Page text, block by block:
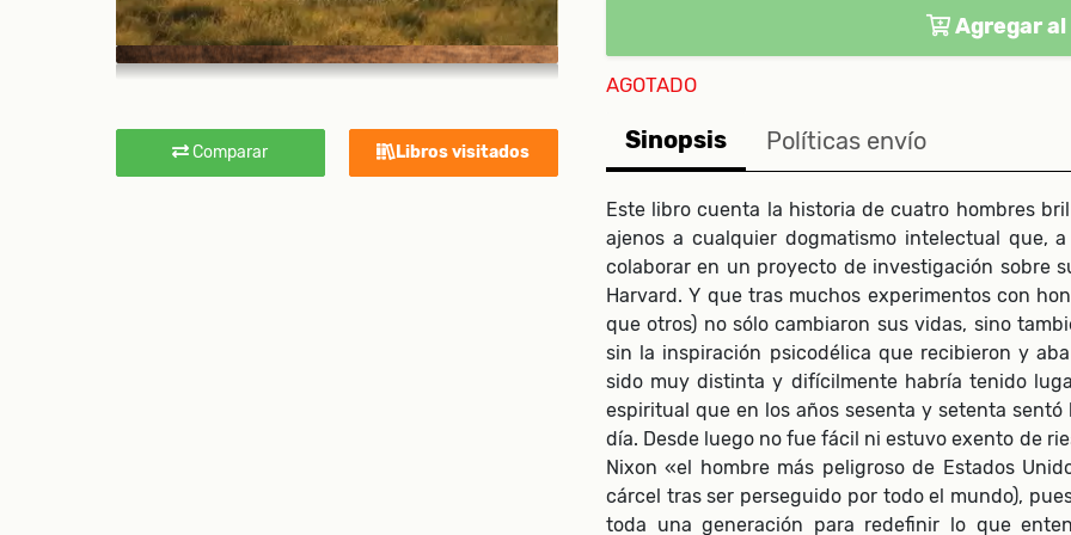
Agregar
AGOTADO
Comparar Libros visitados Sinopsis Políticas envío
Este libro cuenta la historia de cuatro hombres
ajenos a cualquier dogmatismo intelectual que,
colaborar en un proyecto de investigación sobre
Harvard. Y que tras muchos experimentos con
que otros) no sólo cambiaron sus vidas, sino
sin la inspiración psicodélica que recibieron y
sido muy distinta y difícilmente habría tenido
espiritual que en los años sesenta y setenta
día. Desde luego no fue fácil ni estuvo exento de
Nixon «el hombre más peligroso de Estados
cárcel tras ser perseguido por todo el mundo),
toda una generación para redefinir lo que